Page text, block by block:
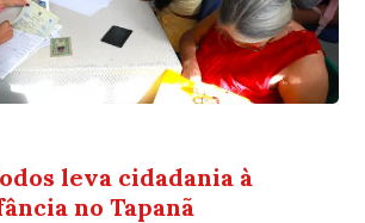
leva cidadania à
no Tapanã